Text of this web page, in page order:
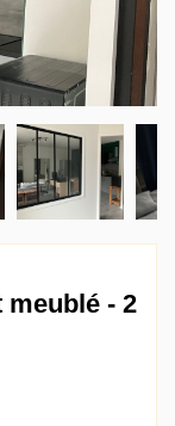
meublé - 2